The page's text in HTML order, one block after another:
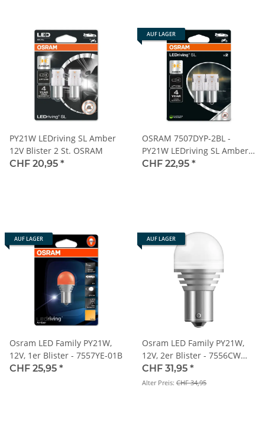
PY21W LEDriving SL Amber
12V Blister 2 St. OSRAM
CHF 20,95 *
AUF LAGER
OSRAM 7507DYP-2BL -
PY21W LEDriving SL Amber
12V Blister 2 Stk.
CHF 22,95 *
AUF LAGER
Osram LED Family PY21W,
12V, 1er Blister - 7557YE-01B
CHF 25,95 *
AUF LAGER
Osram LED Family PY21W,
12V, 2er Blister - 7556CW
-02B
CHF 31,95 *
Alter Preis: CHF 34,95